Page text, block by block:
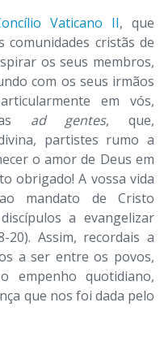
Vaticano II, que
cristãs de
os seus membros,
com os seus irmãos
em vós,
ad gentes, que,
partistes rumo a
o amor de Deus em
obrigado! A vossa vida
mandato de Cristo
a evangelizar
20). Assim, recordais a
a ser entre os povos,
quotidiano,
que nos foi dada pelo